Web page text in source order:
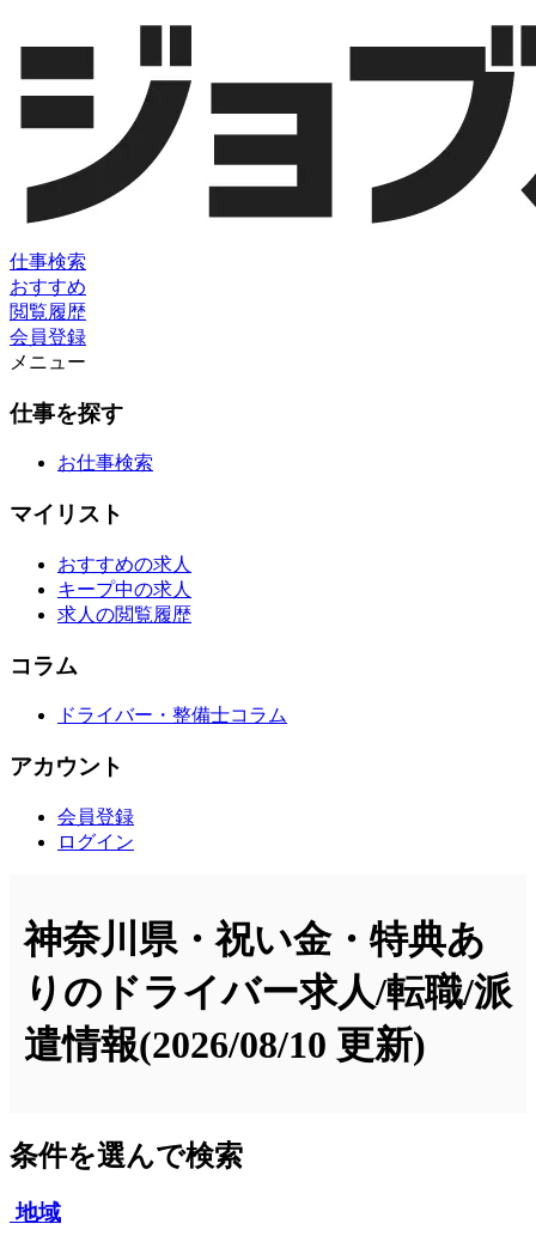
仕事検索
おすすめ
閲覧履歴
会員登録
メニュー
仕事を探す
お仕事検索
マイリスト
おすすめの求人
キープ中の求人
求人の閲覧履歴
コラム
ドライバー・整備士コラム
アカウント
会員登録
ログイン
神奈川県・祝い金・特典あ
りのドライバー求人/転職/派
遣情報(2026/08/10 更新)
条件を選んで検索
地域